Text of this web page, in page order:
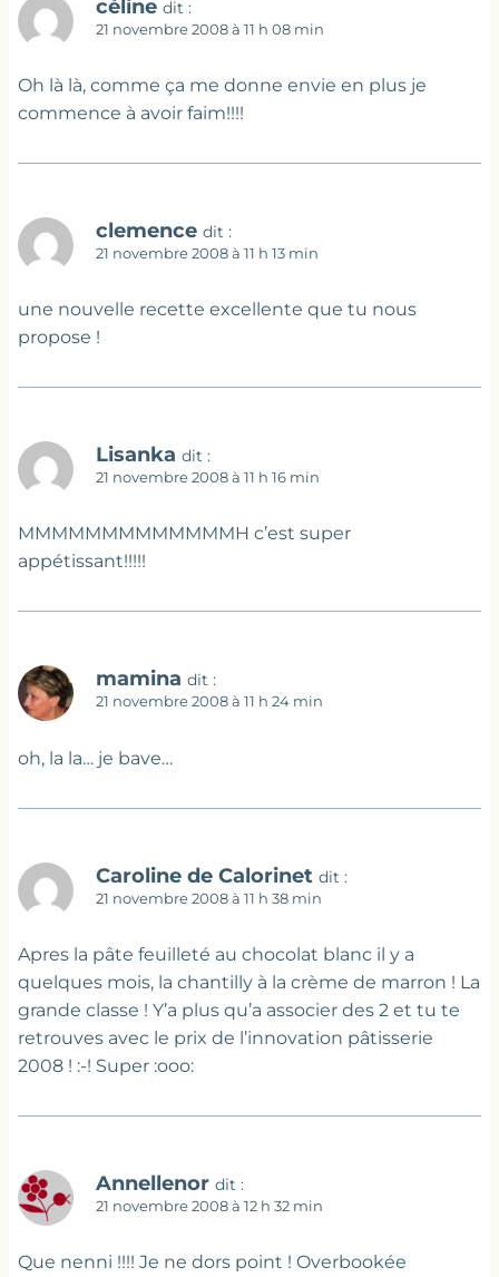
céline dit :
21 novembre 2008 à 11 h 08 min
Oh là là, comme ça me donne envie en plus je
commence à avoir faim!!!!
clemence dit :
21 novembre 2008 à 11 h 13 min
une nouvelle recette excellente que tu nous
propose !
Lisanka dit :
21 novembre 2008 à 11 h 16 min
MMMMMMMMMMMMMH c’est super
appétissant!!!!!
mamina dit :
21 novembre 2008 à 11 h 24 min
oh, la la… je bave…
Caroline de Calorinet dit :
21 novembre 2008 à 11 h 38 min
Apres la pâte feuilleté au chocolat blanc il y a
quelques mois, la chantilly à la crème de marron ! La
grande classe ! Y’a plus qu’a associer des 2 et tu te
retrouves avec le prix de l’innovation pâtisserie
2008 ! :-! Super :ooo:
Annellenor dit :
21 novembre 2008 à 12 h 32 min
Que nenni !!!! Je ne dors point ! Overbookée